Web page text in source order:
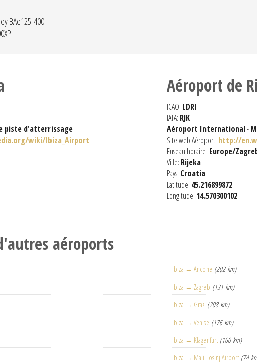
BAe125-400
piste d'atterrissage
wiki/Ibiza_Airport
Aéroport de
ICAO: LDRI
IATA: RJK
Aéroport International-
Site web Aéroport: http://
Fuseau horaire: Europe/
Ville: Rijeka
Pays: Croatia
Latitude: 45.216899872
Longitude: 14.570300102
aéroports
Ibiza → Ancone (202 km)
Ibiza → Zagreb (131 km)
Ibiza → Graz (208 km)
Ibiza → Venise (176 km)
Ibiza → Klagenfurt (160 km)
Ibiza → Mali Losinj Airport (74